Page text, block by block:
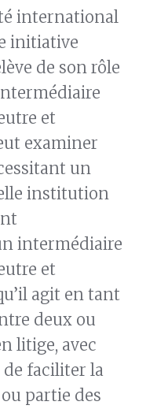
international
initiative
de son rôle
et
examiner
un
institution
intermédiaire
et
agit en tant
deux ou
litige, avec
faciliter la
partie des